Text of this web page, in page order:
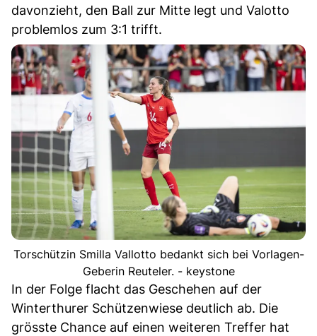
davonzieht, den Ball zur Mitte legt und Valotto
problemlos zum 3:1 trifft.
Torschützin Smilla Vallotto bedankt sich bei Vorlagen-
Geberin Reuteler. - keystone
In der Folge flacht das Geschehen auf der
Winterthurer Schützenwiese deutlich ab. Die
grösste Chance auf einen weiteren Treffer hat